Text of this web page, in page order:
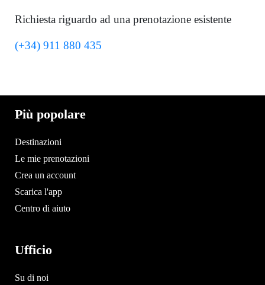
Richiesta riguardo ad una prenotazione esistente
(+34) 911 880 435
Più popolare
Destinazioni
Le mie prenotazioni
Crea un account
Scarica l'app
Centro di aiuto
Ufficio
Su di noi